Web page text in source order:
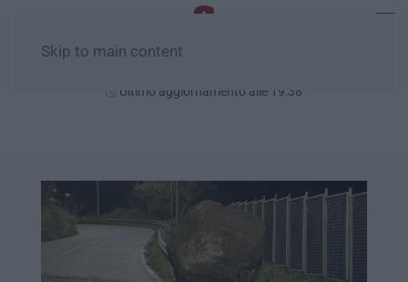
Skip to main content
Ultimo aggiornamento alle 19:38